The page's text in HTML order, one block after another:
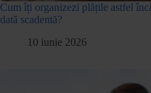
Cum îți organizezi plățile astfel
dată scadentă?
10 iunie 2026